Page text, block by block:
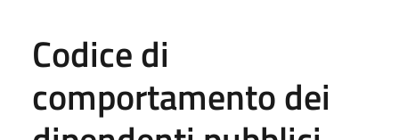
Codice di
comportamento dei